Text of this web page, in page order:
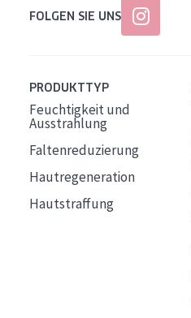
FOLGEN SIE UNS
PRODUKTTYP
Feuchtigkeit und
Ausstrahlung
Faltenreduzierung
Hautregeneration
Hautstraffung